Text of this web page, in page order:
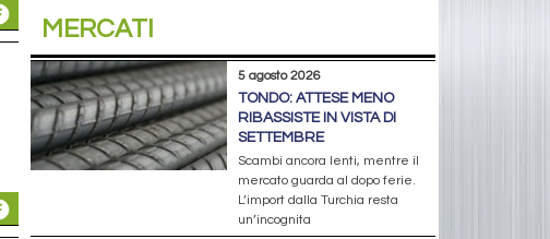
MERCATI
5 agosto 2026
TONDO: ATTESE MENO
RIBASSISTE IN VISTA DI
SETTEMBRE
Scambi ancora lenti, mentre il
mercato guarda al dopo ferie.
L’import dalla Turchia resta
un’incognita